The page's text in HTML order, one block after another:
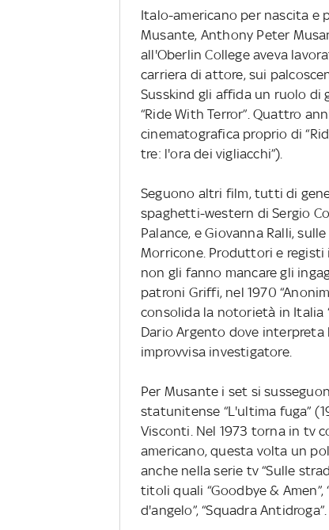
Italo-americano per nascita e
Musante, Anthony Peter
all'Oberlin College aveva
carriera di attore, sui
Susskind gli affida un ruolo di
“Ride With Terror”. Quattro
cinematografica proprio di
tre: l'ora dei vigliacchi”).
Seguono altri film, tutti di
spaghetti-western di Sergio
Palance, e Giovanna Ralli,
Morricone. Produttori e registi
non gli fanno mancare gli
patroni Griffi, nel 1970
consolida la notorietà in Italia
Dario Argento dove interpreta
improvvisa investigatore.
Per Musante i set si
statunitense “L'ultima fuga”
Visconti. Nel 1973 torna in tv
americano, questa volta un
anche nella serie tv “Sulle
titoli quali “Goodbye & Amen”,
d'angelo”, “Squadra Antidroga”.